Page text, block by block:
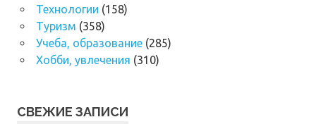
Технологии (158)
Туризм (358)
Учеба, образование(285)
Хобби, увлечения (310)
СВЕЖИЕ ЗАПИСИ